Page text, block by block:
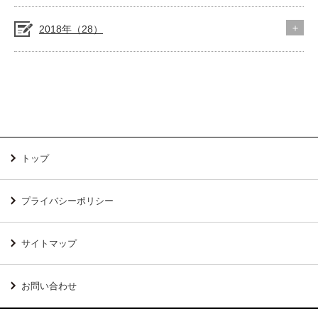
2018年（28）
トップ
プライバシーポリシー
サイトマップ
お問い合わせ